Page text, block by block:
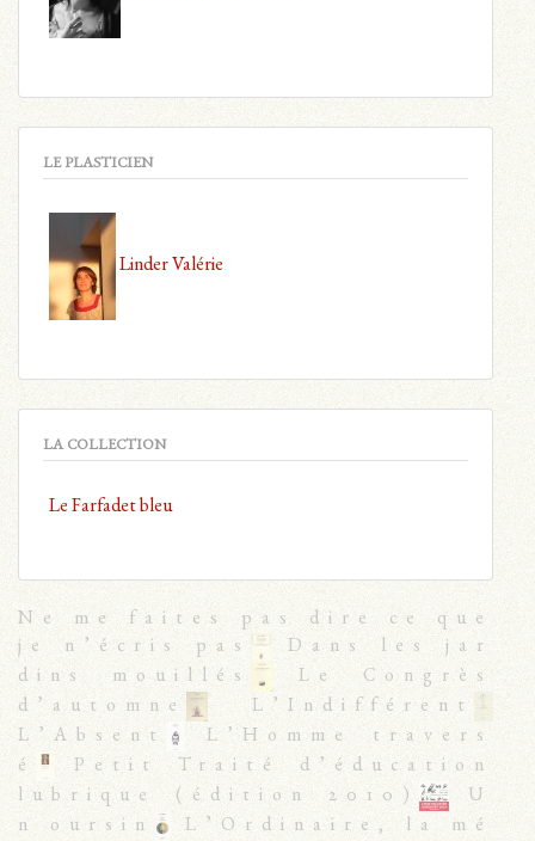
LE PLASTICIEN
Linder Valérie
LA COLLECTION
Le Farfadet bleu
Ne me faites pas dire ce que
je n’écris pas
Dans les jar
dins mouillés
Le Congrès
d’automne
L’Indifférent
L’Absent
L’Homme travers
é
Petit Traité d’éducation
lubrique (édition 2010)
U
n oursin
L’Ordinaire, la mé